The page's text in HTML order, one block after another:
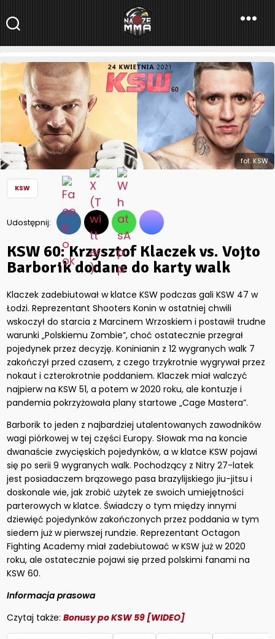
NaszeMMA
NaszeMMA.pl»Aktualności»Polskie MMA»KSW»KSW 60: Krzysztof
Klaczek vs. Vojto Barborik dodane do karty walk
fot. KSW
KSW
Udostępnij:
KSW 60: Krzysztof Klaczek vs. Vojto
Barborik dodane do karty walk
Klaczek zadebiutował w klatce KSW podczas gali KSW 47 w
Łodzi. Reprezentant Shooters Konin w ostatniej chwili
wskoczył do starcia z Marcinem Wrzoskiem i postawił trudne
warunki „Polskiemu Zombie”, choć ostatecznie przegrał
pojedynek przez decyzję. Koninianin z 12 wygranych walk 7
zakończył przed czasem, z czego trzykrotnie wygrywał przez
nokaut i czterokrotnie poddaniem. Klaczek miał walczyć
najpierw na KSW 51, a potem w 2020 roku, ale kontuzje i
pandemia pokrzyżowała plany startowe „Cage Mastera”.
Barborik to jeden z najbardziej utalentowanych zawodników
wagi piórkowej w tej części Europy. Słowak ma na koncie
dwanaście zwycięskich pojedynków, a w klatce KSW pojawi
się po serii 9 wygranych walk. Pochodzący z Nitry 27-latek
jest posiadaczem brązowego pasa brazylijskiego jiu-jitsu i
doskonale wie, jak zrobić użytek ze swoich umiejętności
parterowych w klatce. Świadczy o tym między innymi
dziewięć pojedynków zakończonych przez poddania w tym
siedem już w pierwszej rundzie. Reprezentant Octagon
Fighting Academy miał zadebiutować w KSW już w 2020
roku, ale ostatecznie pojawi się przed polskimi fanami na
KSW 60.
Informacja prasowa
Czytaj także:Bonusy po KSW 59 [WIDEO]